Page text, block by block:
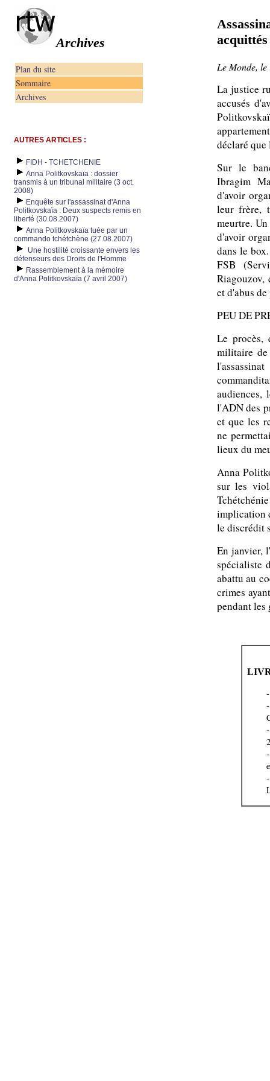
Archives
Plan du site
Sommaire
Archives
AUTRES ARTICLES :
FIDH - TCHETCHENIE
Anna Politkovskaïa : dossier
transmis à un tribunal militaire (3 oct.
2008)
Enquête sur l'assassinat d'Anna
Politkovskaïa : Deux suspects remis en
liberté (30.08.2007)
Anna Politkovskaïa tuée par un
commando tchétchène (27.08.2007)
Une hostilité croissante envers les
défenseurs des Droits de l'Homme
Rassemblement à la mémoire
d'Anna Politkovskaïa (7 avril 2007)
acquittés
Le Monde,
La justice
accusés
déclaré
Sur le
Ibragim
d'avoir
leur frère,
meurtre.
d'avoir
dans le
FSB
Riagouzov,
et d'abus
PEU DE
Le procès,
militaire
audiences,
l'ADN des
et que les
ne
lieux du
Anna
sur les
implication
le discrédit
En janvier,
spécialiste
abattu au
crimes
pendant les